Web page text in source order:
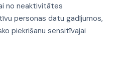
no neaktivitātes
personas datu gadījumos,
piekrišanu sensitīvajai